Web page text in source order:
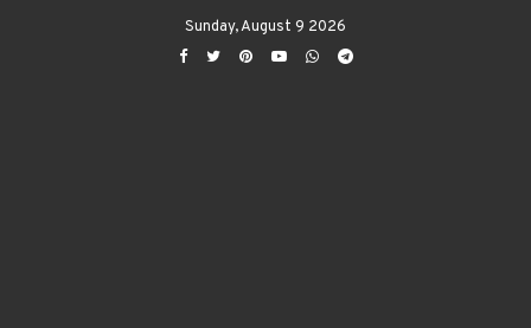
Sunday, August 9 2026